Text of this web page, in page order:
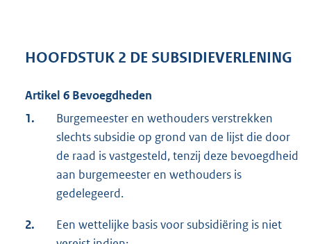
HOOFDSTUK 2 DE SUBSIDIEVERLENING
Artikel 6 Bevoegdheden
1.
Burgemeester en wethouders verstrekken
slechts subsidie op grond van de lijst die door
de raad is vastgesteld, tenzij deze bevoegdheid
aan burgemeester en wethouders is
gedelegeerd.
2.
Een wettelijke basis voor subsidiëring is niet